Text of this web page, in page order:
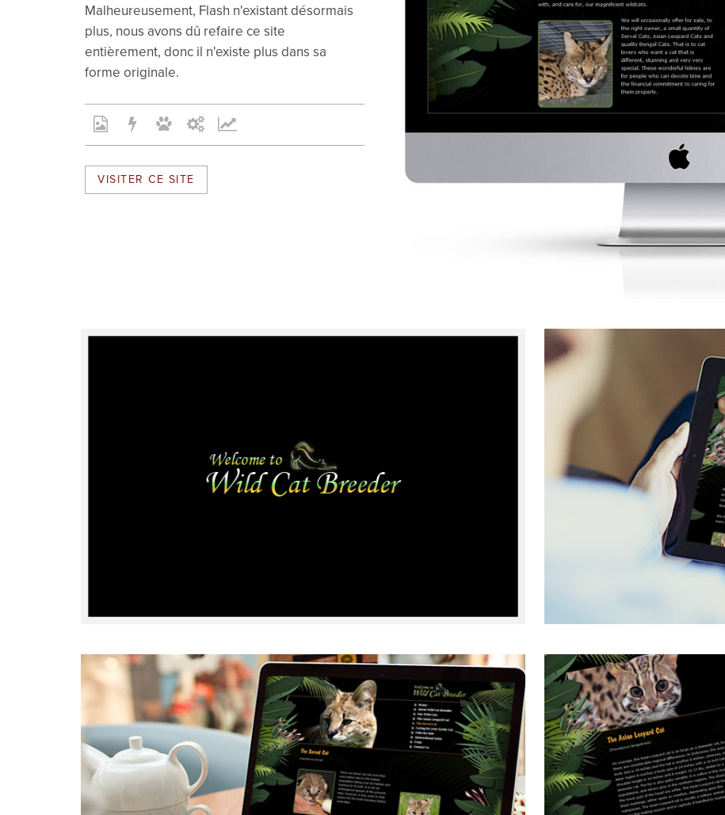
Malheureusement, Flash n'existant désormais
plus, nous avons dû refaire ce site
entièrement, donc il n'existe plus dans sa
forme originale.
VISITER CE SITE